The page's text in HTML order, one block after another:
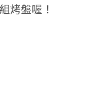
烤盤喔！